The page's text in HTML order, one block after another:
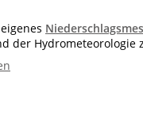
der Hydrometeorologie